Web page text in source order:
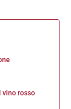
vino rosso